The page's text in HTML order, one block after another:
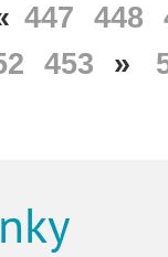
447 448
453 »